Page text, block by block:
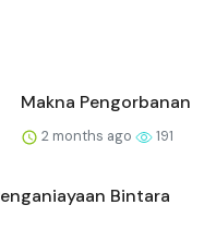
Makna Pengorbanan
2 months ago 191
Bintara